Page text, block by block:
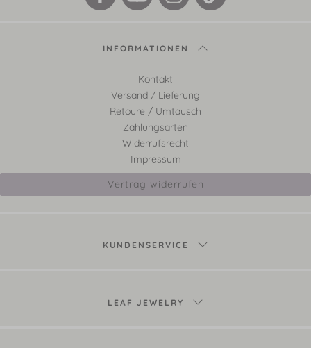
INFORMATIONEN
Kontakt
Versand / Lieferung
Retoure / Umtausch
Zahlungsarten
Widerrufsrecht
Impressum
Vertrag widerrufen
KUNDENSERVICE
LEAF JEWELRY